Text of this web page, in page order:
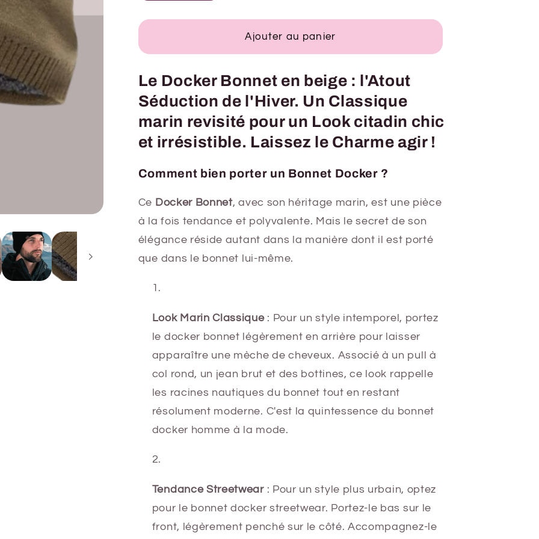
Ajouter au panier
Le Docker Bonnet en beige : l'Atout
Séduction de l'Hiver. Un Classique
marin revisité pour un Look citadin chic
et irrésistible. Laissez le Charme agir !
Comment bien porter un Bonnet Docker ?
Ce Docker Bonnet, avec son héritage marin, est une pièce
à la fois tendance et polyvalente. Mais le secret de son
élégance réside autant dans la manière dont il est porté
que dans le bonnet lui-même.
Look Marin Classique: Pour un style intemporel, portez
le docker bonnet légèrement en arrière pour laisser
apparaître une mèche de cheveux. Associé à un pull à
col rond, un jean brut et des bottines, ce look rappelle
les racines nautiques du bonnet tout en restant
résolument moderne. C'est la quintessence du bonnet
docker homme à la mode.
Tendance Streetwear: Pour un style plus urbain, optez
pour le bonnet docker streetwear. Portez-le bas sur le
front, légèrement penché sur le côté. Accompagnez-le